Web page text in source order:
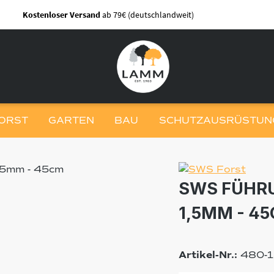
Kostenloser Versandab 79€ (deutschlandweit)
GARTEN BAU
SWS
1,5MM -
Artikel-Nr.: 480-